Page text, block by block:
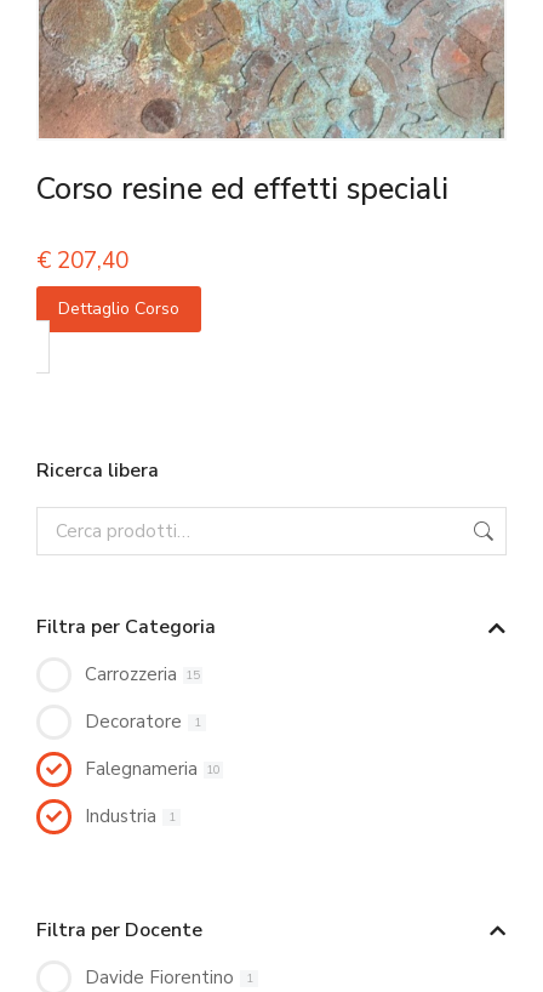
Corso resine ed effetti speciali
€ 207,40
Dettaglio Corso
Ricerca libera
Filtra per Categoria
Carrozzeria 15
Decoratore 1
Falegnameria 10
Industria 1
Filtra per Docente
Davide Fiorentino 1